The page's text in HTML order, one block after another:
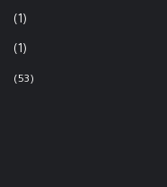
(1)
(1)
(53)